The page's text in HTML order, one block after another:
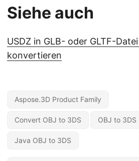
Siehe auch
USDZ in GLB- oder GLTF-
konvertieren
Aspose.3D Product Family
Convert OBJ to 3DS OBJ to 3DS
Java OBJ to 3DS